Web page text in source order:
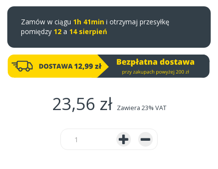
Zamów w ciągu 1h 41min i otrzymaj przesyłkę
pomiędzy 12 a 14 sierpień
23,56 zł Zawiera 23% VAT